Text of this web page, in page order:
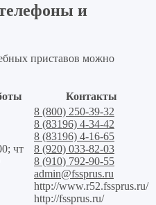
и
приставов можно
Контакты
чт
8 (800) 250-39-32
8 (83196) 4-34-42
8 (83196) 4-16-65
8 (920) 033-82-03
8 (910) 792-90-55
admin@fssprus.ru
http://www.r52.fssprus.ru/
http://fssprus.ru/